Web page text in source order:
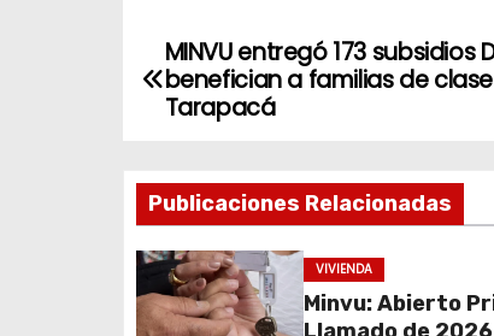
N
e
g
a
MINVU entregó 173 subsidios
benefician a familias de
Tarapacá
Publicaciones Relacionadas
VIVIENDA
Minvu: Abierto